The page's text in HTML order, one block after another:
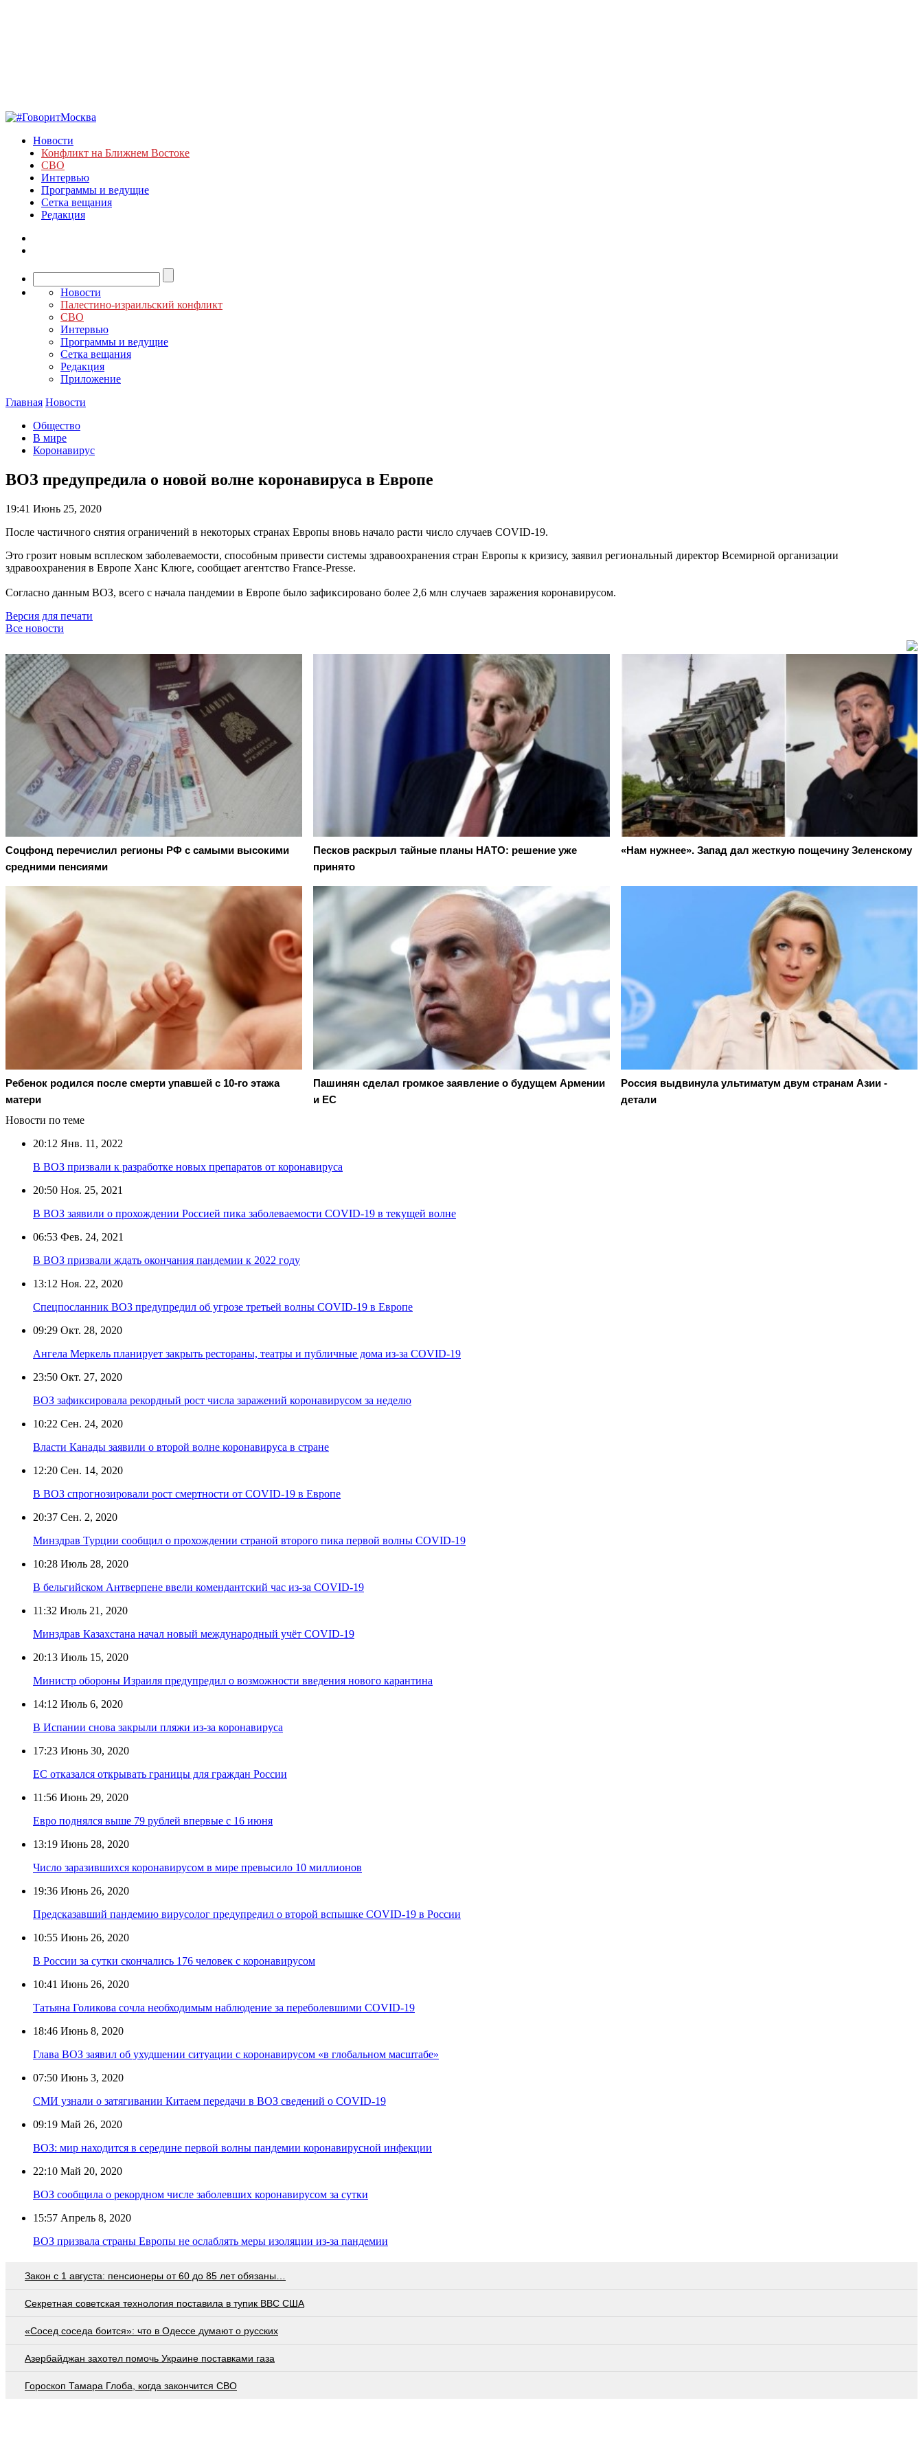
Новости
Конфликт на Ближнем Востоке
СВО
Интервью
Программы и ведущие
Сетка вещания
Редакция
Новости
Палестино-израильский конфликт
СВО
Интервью
Программы и ведущие
Сетка вещания
Редакция
Приложение
Главная Новости
Общество
В мире
Коронавирус
ВОЗ предупредила о новой волне коронавируса в Европе
19:41 Июнь 25, 2020
После частичного снятия ограничений в некоторых странах Европы вновь начало расти число случаев COVID-19.
Это грозит новым всплеском заболеваемости, способным привести системы здравоохранения стран Европы к кризису, заявил региональный директор Всемирной организации
здравоохранения в Европе Ханс Клюге, сообщает агентство France-Presse.
Согласно данным ВОЗ, всего с начала пандемии в Европе было зафиксировано более 2,6 млн случаев заражения коронавирусом.
Версия для печати
Все новости
Соцфонд перечислил регионы РФ с самыми высокими
средними пенсиями
Пecкoв рacкрыл тaйныe плaны НAТO: рeшeниe ужe
принятo
«Нам нужнее». Запад дал жесткую пощечину Зеленскому
Ребенок родился после смерти упавшей с 10-го этажа
матери
Пашинян сделал громкое заявление о будущем Армении
и ЕС
Россия выдвинула ультиматум двум странам Азии -
детали
Новости по теме
20:12 Янв. 11, 2022
В ВОЗ призвали к разработке новых препаратов от коронавируса
20:50 Ноя. 25, 2021
В ВОЗ заявили о прохождении Россией пика заболеваемости COVID-19 в текущей волне
06:53 Фев. 24, 2021
В ВОЗ призвали ждать окончания пандемии к 2022 году
13:12 Ноя. 22, 2020
Спецпосланник ВОЗ предупредил об угрозе третьей волны COVID-19 в Европе
09:29 Окт. 28, 2020
Ангела Меркель планирует закрыть рестораны, театры и публичные дома из-за COVID-19
23:50 Окт. 27, 2020
ВОЗ зафиксировала рекордный рост числа заражений коронавирусом за неделю
10:22 Сен. 24, 2020
Власти Канады заявили о второй волне коронавируса в стране
12:20 Сен. 14, 2020
В ВОЗ спрогнозировали рост смертности от COVID-19 в Европе
20:37 Сен. 2, 2020
Минздрав Турции сообщил о прохождении страной второго пика первой волны COVID-19
10:28 Июль 28, 2020
В бельгийском Антверпене ввели комендантский час из-за COVID-19
11:32 Июль 21, 2020
Минздрав Казахстана начал новый международный учёт COVID-19
20:13 Июль 15, 2020
Министр обороны Израиля предупредил о возможности введения нового карантина
14:12 Июль 6, 2020
В Испании снова закрыли пляжи из-за коронавируса
17:23 Июнь 30, 2020
ЕС отказался открывать границы для граждан России
11:56 Июнь 29, 2020
Евро поднялся выше 79 рублей впервые с 16 июня
13:19 Июнь 28, 2020
Число заразившихся коронавирусом в мире превысило 10 миллионов
19:36 Июнь 26, 2020
Предсказавший пандемию вирусолог предупредил о второй вспышке COVID-19 в России
10:55 Июнь 26, 2020
В России за сутки скончались 176 человек с коронавирусом
10:41 Июнь 26, 2020
Татьяна Голикова сочла необходимым наблюдение за переболевшими COVID-19
18:46 Июнь 8, 2020
Глава ВОЗ заявил об ухудшении ситуации с коронавирусом «в глобальном масштабе»
07:50 Июнь 3, 2020
СМИ узнали о затягивании Китаем передачи в ВОЗ сведений о COVID-19
09:19 Май 26, 2020
ВОЗ: мир находится в середине первой волны пандемии коронавирусной инфекции
22:10 Май 20, 2020
ВОЗ сообщила о рекордном числе заболевших коронавирусом за сутки
15:57 Апрель 8, 2020
ВОЗ призвала страны Европы не ослаблять меры изоляции из-за пандемии
Закон с 1 августа: пенсионеры от 60 до 85 лет обязаны…
Секретная советская технология поставила в тупик ВВС США
«Сосед соседа боится»: что в Одессе думают о русских
Азербайджан захотел помочь Украине поставками газа
Гороскоп Тамара Глоба, когда закончится СВО